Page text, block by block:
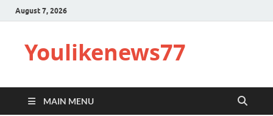
August 7, 2026
Youlikenews77
MAIN MENU